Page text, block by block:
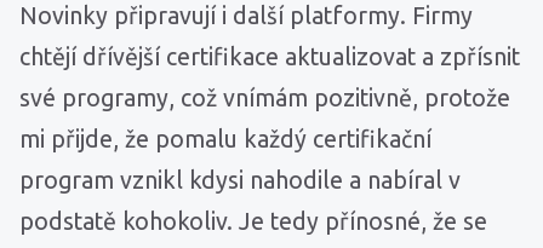
Novinky připravují i další platformy. Firmy
chtějí dřívější certifikace aktualizovat a zpřísnit
své programy, což vnímám pozitivně, protože
mi přijde, že pomalu každý certifikační
program vznikl kdysi nahodile a nabíral v
podstatě kohokoliv. Je tedy přínosné, že se